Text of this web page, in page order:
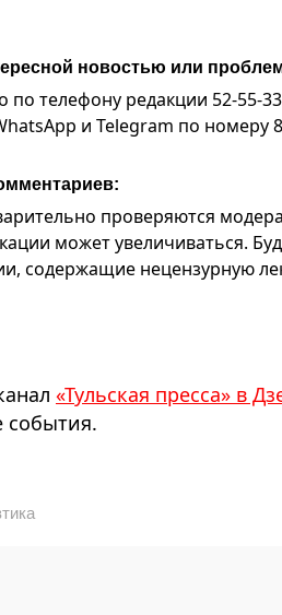
новостью или
телефону редакции 52-55-
и Telegram по номеру 8
проверяются
может увеличиваться.
содержащие нецензурную
«Тульская пресса» в
события.